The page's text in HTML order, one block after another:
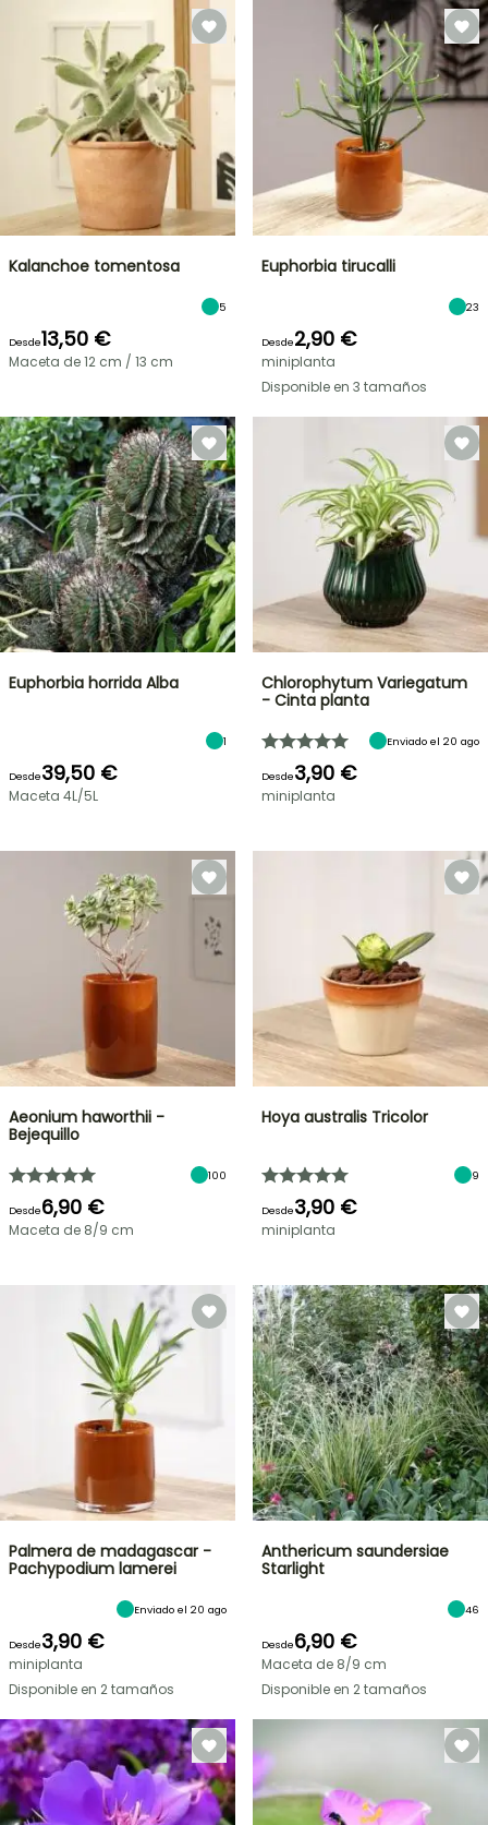
Kalanchoe tomentosa
5
Desde13,50 €
Maceta de 12 cm / 13 cm
Euphorbia tirucalli
23
Desde2,90 €
miniplanta
Disponible en 3 tamaños
Euphorbia horrida Alba
1
Desde39,50 €
Maceta 4L/5L
Chlorophytum Variegatum
- Cinta planta
Enviado el 20 ago
Desde3,90 €
miniplanta
Aeonium haworthii -
Bejequillo
100
Desde6,90 €
Maceta de 8/9 cm
Hoya australis Tricolor
9
Desde3,90 €
miniplanta
Palmera de madagascar -
Pachypodium lamerei
Enviado el 20 ago
Desde3,90 €
miniplanta
Disponible en 2 tamaños
Anthericum saundersiae
Starlight
46
Desde6,90 €
Maceta de 8/9 cm
Disponible en 2 tamaños